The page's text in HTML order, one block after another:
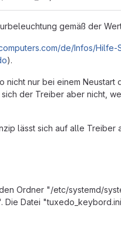
gemäß der
de/Infos/Hilfe-
).
nur bei einem Neustart
der Treiber aber nicht,
lässt sich auf alle Treiber
Ordner "/etc/systemd/
Datei